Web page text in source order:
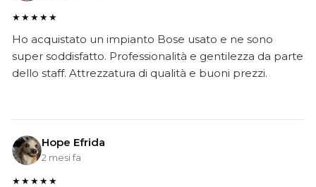
★★★★★
Ho acquistato un impianto Bose usato e ne sono
super soddisfatto. Professionalità e gentilezza da parte
dello staff. Attrezzatura di qualità e buoni prezzi.
Hope Efrida
2 mesi fa
★★★★★